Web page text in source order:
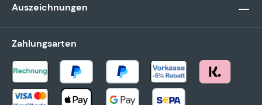
Auszeichnungen
Zahlungsarten